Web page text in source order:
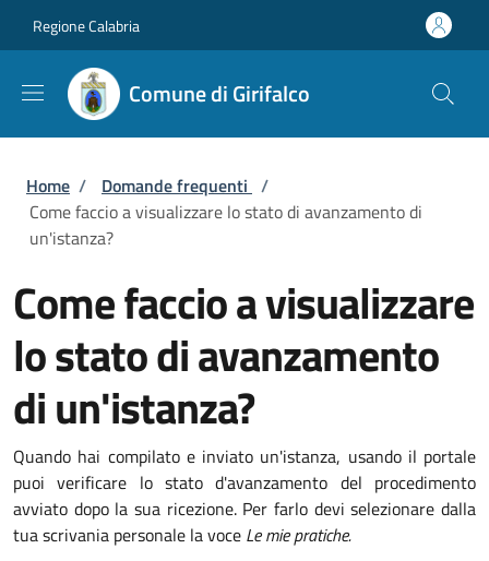
Regione Calabria
Comune di Girifalco
Briciole di pane
Home / Domande frequenti /
Come faccio a visualizzare lo stato di avanzamento di
un'istanza?
Come faccio a visualizzare
lo stato di avanzamento
di un'istanza?
Quando hai compilato e inviato un'istanza, usando il portale
puoi verificare lo stato d'avanzamento del procedimento
avviato dopo la sua ricezione. Per farlo devi selezionare dalla
tua scrivania personale la voce Le mie pratiche.